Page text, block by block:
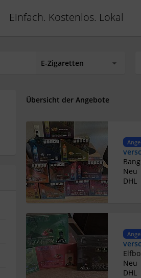
Einfach. Kostenlos. Lokal
Übersicht der Angebote
Neu
DHL
Neu
DHL